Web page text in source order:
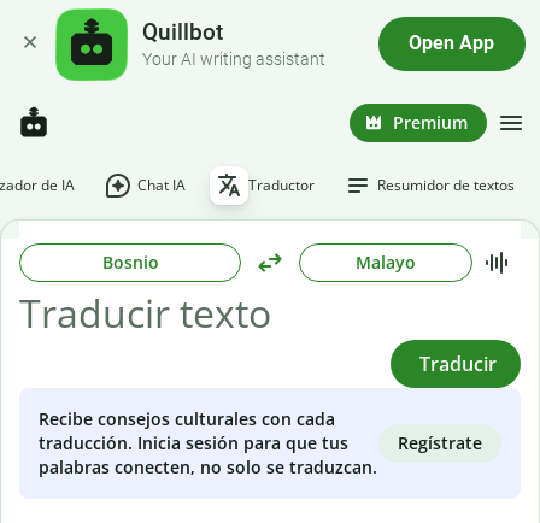
Quillbot
Your AI writing assistant
Open App
Premium
de IA Chat IA Traductor Resumidor de textos
Bosnio Malayo
Traducir
Recibe consejos culturales con cada
traducción. Inicia sesión para que tus
palabras conecten, no solo se traduzcan.
Regístrate